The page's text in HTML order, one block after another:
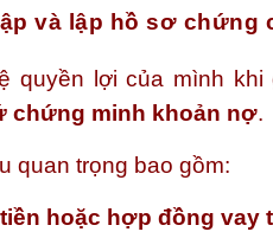
và lập hồ sơ chứng
quyền lợi của mình khi
chứng minh khoản nợ.
quan trọng bao gồm:
hoặc hợp đồng vay